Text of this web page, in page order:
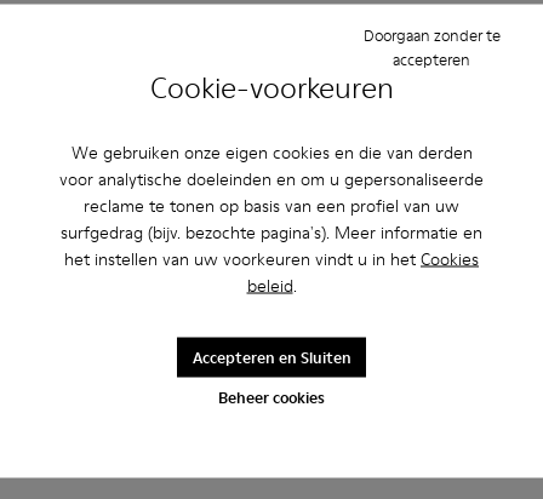
Cookie-voorkeuren
We gebruiken onze eigen cookies en die van derden
voor analytische doeleinden en om u gepersonaliseerde
reclame te tonen op basis van een profiel van uw
surfgedrag (bijv. bezochte pagina's). Meer informatie en
het instellen van uw voorkeuren vindt u in het Cookies
beleid.
Beheer cookies
Doorgaan zonder te
accepteren
Accepteren en Sluiten
Fast wie Barfußlaufen:-)
Wunderbar bequemer Schuh mit Charakter den ich schon viele Jahre
kaufe:-) Anfangs manchmal etwas eng passt sich aber sehr schnell an und
sitzt perfekt.
Review Vertalen
Instelling